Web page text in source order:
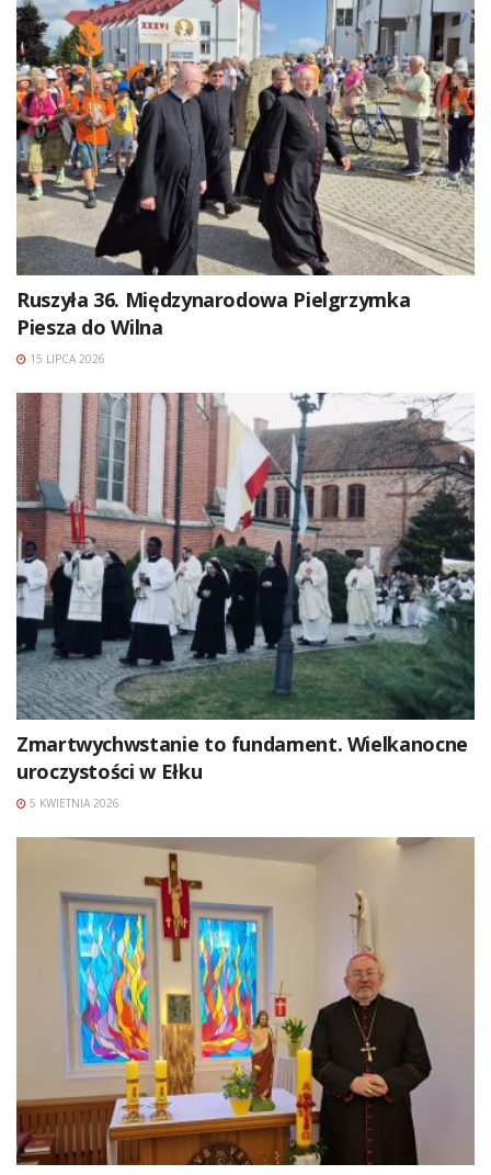
Ruszyła 36. Międzynarodowa Pielgrzymka
Piesza do Wilna
15 LIPCA 2026
Zmartwychwstanie to fundament. Wielkanocne
uroczystości w Ełku
5 KWIETNIA 2026